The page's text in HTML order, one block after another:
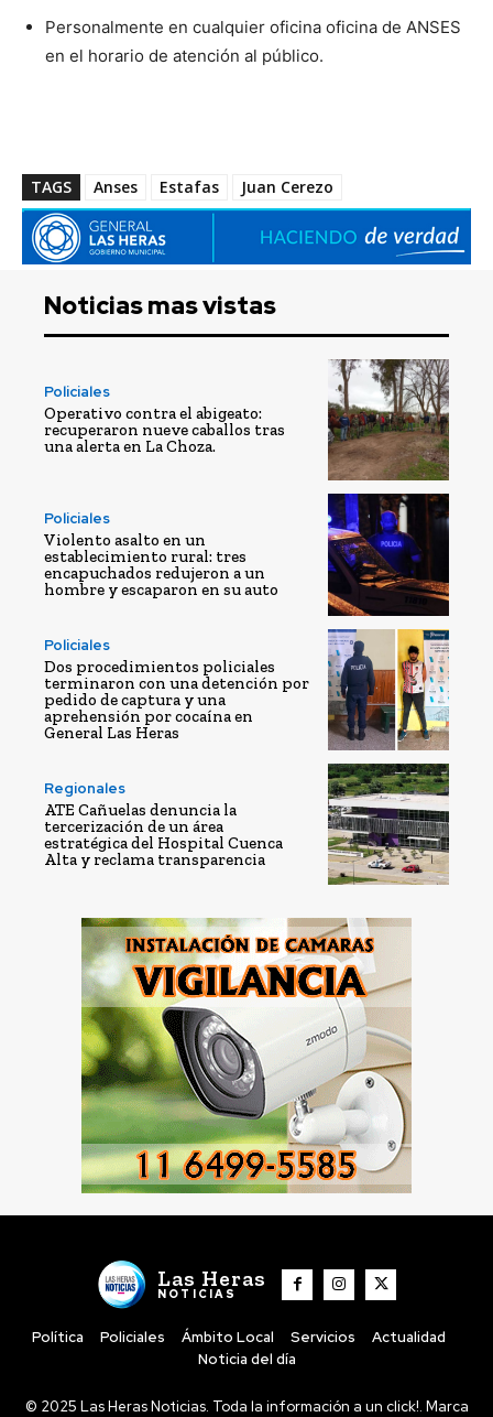
Personalmente en cualquier oficina oficina de ANSES
en el horario de atención al público.
TAGS Anses Estafas Juan Cerezo
Noticias mas vistas
Policiales
Operativo contra el abigeato:
recuperaron nueve caballos tras
una alerta en La Choza.
Policiales
Violento asalto en un
establecimiento rural: tres
encapuchados redujeron a un
hombre y escaparon en su auto
Policiales
Dos procedimientos policiales
terminaron con una detención por
pedido de captura y una
aprehensión por cocaína en
General Las Heras
Regionales
ATE Cañuelas denuncia la
tercerización de un área
estratégica del Hospital Cuenca
Alta y reclama transparencia
Las Heras
NOTICIAS
Política Policiales Ámbito Local Servicios
Actualidad
Noticia del día
© 2025 Las Heras Noticias. Toda la información a un click!. Marca